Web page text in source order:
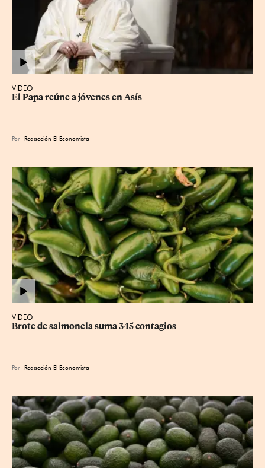
VIDEO
El Papa reúne a jóvenes en Asís
Por Redacción El Economista
VIDEO
Brote de salmonela suma 345 contagios
Por Redacción El Economista